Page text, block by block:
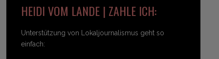
HEIDI VOM LANDE | ZAHLE ICH:
Unterstützung von Lokaljournalismus geht so
einfach: